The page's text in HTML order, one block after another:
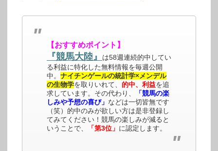
【おすすめポイント】
『競馬大陸』
は58週連続的中してい
る利益に特化した無料情報を毎週公開
中。 ナイチンゲールの統計学×メンデル
の生物学を取りいれて、 的中、利益を追
求しています。その代わり、
「競馬の楽
しみや予想の喜び」 などは一切皆無です
（笑）的中のみが欲しい方は是非登録し
てみてください！競馬の楽しみが減ると
いうことで、
「第3位」 に認定します。